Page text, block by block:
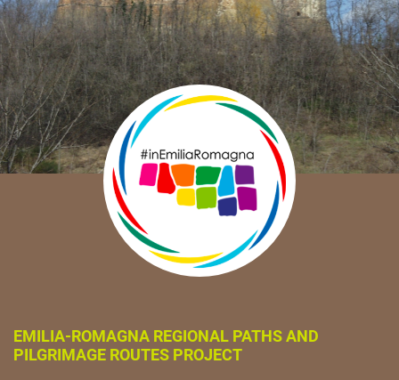
EMILIA-ROMAGNA REGIONAL PATHS AND
PILGRIMAGE ROUTES PROJECT